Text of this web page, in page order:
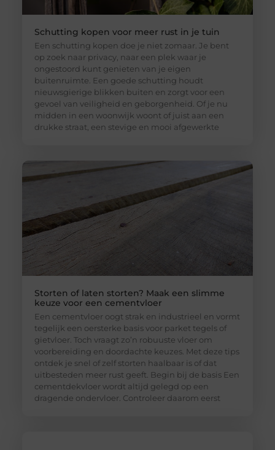
Schutting kopen voor meer rust in je tuin
Een schutting kopen doe je niet zomaar. Je bent
op zoek naar privacy, naar een plek waar je
ongestoord kunt genieten van je eigen
buitenruimte. Een goede schutting houdt
nieuwsgierige blikken buiten en zorgt voor een
gevoel van veiligheid en geborgenheid. Of je nu
midden in een woonwijk woont of juist aan een
drukke straat, een stevige en mooi afgewerkte
Storten of laten storten? Maak een slimme
keuze voor een cementvloer
Een cementvloer oogt strak en industrieel en vormt
tegelijk een oersterke basis voor parket tegels of
gietvloer. Toch vraagt zo’n robuuste vloer om
voorbereiding en doordachte keuzes. Met deze tips
ontdek je snel of zelf storten haalbaar is of dat
uitbesteden meer rust geeft. Begin bij de basis Een
cementdekvloer wordt altijd gelegd op een
dragende ondervloer. Controleer daarom eerst